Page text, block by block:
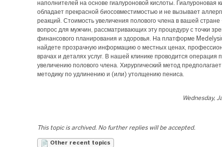
наполнителей на основе гиалуроновой кислоты. Гиалуроновая
обладает прекрасной биосовместимостью и не вызывает
реакций. Стоимость увеличения полового члена в вашей
вопрос для мужчин, рассматривающих эту процедуру с точки
финансового планирования и здоровья. На платформе
найдете прозрачную информацию о местных ценах,
врачах и деталях услуг. В нашей клинике проводится операция
увеличению полового члена. Хирургический метод
методику по удлинению и (или) утолщению пениса.
Wednesday,
This topic is archived. No further replies will be accepted.
Other recent topics